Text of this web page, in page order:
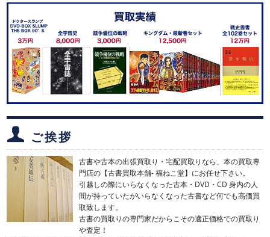
ご挨拶
古書や古本の出張買取り・宅配買取りなら、本の買取専
門店の【古書買取本舗- 福ねこ堂】にお任せ下さい。
引越しの際にいらなくなった古本・DVD・CD 身内の人
間が持っていたがいらなくなった古書など何でも高価買
取致します。
古書の買取りの専門家だからこその適正価格での買取り
や査定！